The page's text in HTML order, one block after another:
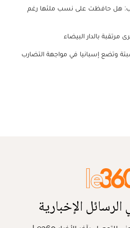
هل حافظت على نسب ملئها رغم
بالدار البيضاء
وتضع إسبانيا في مواجهة التضارب
الإخبارية